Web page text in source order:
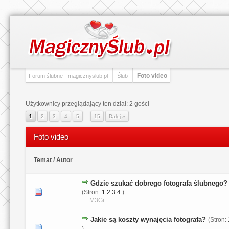
Forum ślubne - magicznyslub.pl Ślub Foto video
Użytkownicy przeglądający ten dział: 2 gości
1 2 3 4 5 15 Dalej »
Foto video
Temat / Autor
Gdzie szukać dobrego fotografa ślubnego?
(Stron: 1 2 3 4 )
M3Gi
1 głosów - średnia ocena: 2 na 5 gwiazdek
12 3 45
Jakie są koszty wynajęcia fotografa? (Stron: